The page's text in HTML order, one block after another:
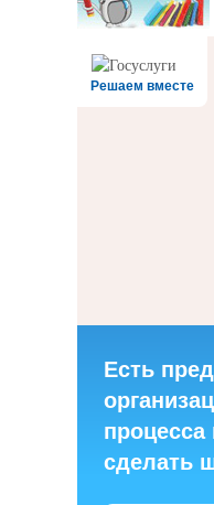
Решаем вместе
Есть
процесса
сделать